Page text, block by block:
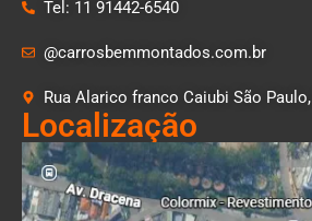
Tel: 11 91442-6540
@carrosbemmontados.com.br
Rua Alarico franco Caiubi São Paulo,
Localização